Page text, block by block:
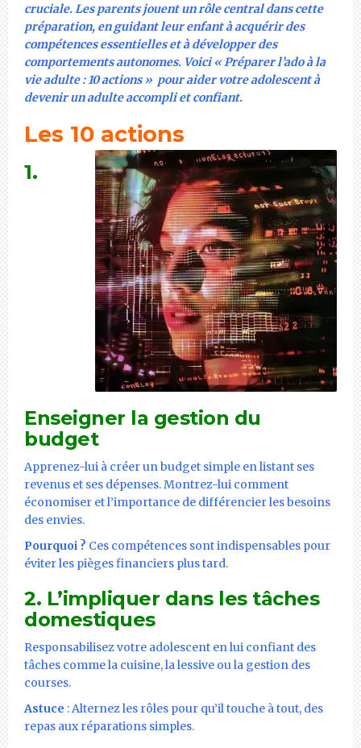
cruciale. Les parents jouent un rôle central dans cette
préparation, en guidant leur enfant à acquérir des
compétences essentielles et à développer des
comportements autonomes. Voici « Préparer l’ado à la
vie adulte : 10 actions » pour aider votre adolescent à
devenir un adulte accompli et confiant.
Les 10 actions
1.
Enseigner la gestion du
budget
Apprenez-lui à créer un budget simple en listant ses
revenus et ses dépenses. Montrez-lui comment
économiser et l’importance de différencier les besoins
des envies.
Pourquoi ? Ces compétences sont indispensables pour
éviter les pièges financiers plus tard.
2. L’impliquer dans les tâches
domestiques
Responsabilisez votre adolescent en lui confiant des
tâches comme la cuisine, la lessive ou la gestion des
courses.
Astuce : Alternez les rôles pour qu’il touche à tout, des
repas aux réparations simples.